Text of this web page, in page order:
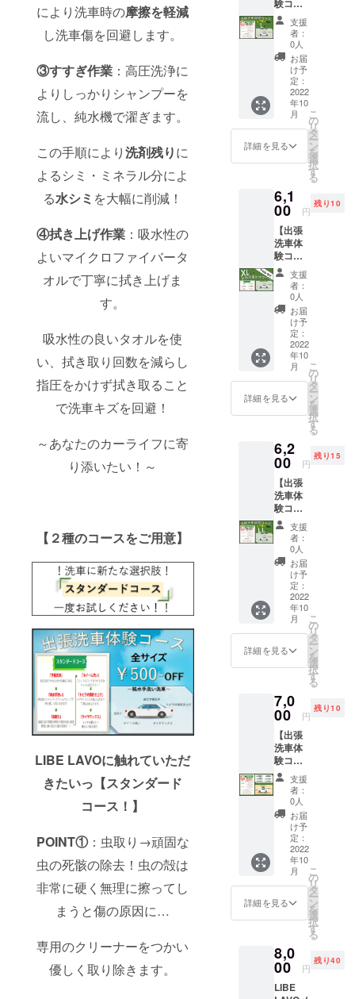
により洗車時の摩擦を軽減
し洗車傷を回避します。
③すすぎ作業 ：高圧洗浄に
よりしっかりシャンプーを
流し、純水機で濯ぎます。
この手順により洗剤残りに
よるシミ・ミネラル分によ
る水シミ を大幅に削減！
④拭き上げ作業 ：吸水性の
よいマイクロファイバータ
オルで丁寧に拭き上げま
す。
吸水性の良いタオルを使
い、拭き取り回数を減らし
指圧をかけず拭き取ること
で洗車キズを回避！
～あなたのカーライフに寄
り添いたい！～
【２種のコースをご用意】
LIBE LAVOに触れていただ
きたいっ【スタンダード
コース！】
POINT①：虫取り→頑固な
虫の死骸の除去！虫の殻は
非常に硬く無理に擦ってし
まうと傷の原因に…
専用のクリーナーをつかい
優しく取り除きます。
をお願
いいた
しま
す。 ま
た注意
事項を
御確認
お願い
いたし
ます。
点があ
りまし
わせく
ださ
い。
（例：
CH－R,
プリウ
ス） 備
考欄に
お車の
メー
カーと
車種の
記入を
しま
す。 ま
ご提供
当日の
ご指定
場所の
ご記入
をお願
いいた
しま
す。 ま
た注意
事項を
御確認
お願い
いたし
ます。
点があ
りまし
わせく
ださ
い。
かりま
せん。
サイズ
につい
て：車
検証の
全長×全
幅×全高
＝サイ
Lサ
以上
14.0㎥
未満
になり
ます。
（例：
クラウ
ン、セ
ルシ
オ） 備
考欄に
お車の
メー
カーと
車種の
お願い
しま
ターン
ご提供
当日の
ご指定
場所の
ご記入
をお願
いいた
しま
す。 ま
た注意
事項を
御確認
お願い
いたし
ご不明
点があ
問い合
わせく
ださ
い。
場所に
お伺い
いたし
ます。
※こちら
は一般
の料金
から
￥500-
OFFさ
せてい
ただき
ページ
からの
ご依頼
は出張
料はか
かりま
せん。
サイズ
につい
て：車
検証の
全長×全
幅×全高
＝サイ
14.0㎥
17.7㎥
未満
になり
ます。
（例：
アル
ファー
ド、ハ
リ
アー）
備考欄
にお車
のメー
カーと
記入を
お願い
たリ
ターン
ご提供
当日の
ご指定
場所の
ご記入
をお願
いいた
しま
す。 ま
た注意
事項を
御確認
お願い
ます。
ご不明
たらお
問い合
わせく
ださ
験コー
ス
￥500-
OFF】
「Lサイ
ズ」こ
だわり
コー
ス！
５９０
０円→
５４０
０円 出
張洗車
ス再開
後お客
様のご
指定の
場所に
お伺い
いたし
ます。
※こちら
は一般
の料金
から
￥500-
OFFさ
せてい
ただき
ます。
からの
ご依頼
は出張
料はか
かりま
せん。
サイズ
につい
て：車
検証の
全長×全
幅×全高
＝サイ
Lサ
14.0㎥
未満
になり
ます。
（例：
クラウ
ン、セ
ルシ
オ） 備
考欄に
お車の
メー
カーと
車種の
記入を
しま
す。 ま
ご提供
当日の
ご指定
場所の
支援
者：
0人
お届
け予
定：
2022
年10
月
詳細を見る
こ
の
リ
タ
ー
ン
を
選
択
す
る
6,1
00 円
残り10
【出張
洗車体
験コー
ス
￥500-
OFF】
「XLサ
イズ」
スタン
ダード
コー
ス！
６６０
０円→
６１０
０円 出
サービ
ス再開
後お客
様のご
指定の
場所に
お伺い
いたし
ます。
※こちら
は一般
の料金
から
￥500-
OFFさ
せてい
ただき
ページ
からの
ご依頼
は出張
料はか
かりま
せん。
サイズ
につい
て：車
検証の
全長×全
幅×全高
＝サイ
17.7㎥
以上
ます。
支援
者：
0人
お届
け予
定：
2022
年10
月
詳細を見る
こ
の
リ
タ
ー
ン
を
選
択
す
る
6,2
00 円
残り15
【出張
洗車体
験コー
ス
￥500-
OFF】
「LLサ
イズ」
こだわ
りコー
ス！
６７０
０円→
６２０
０円 出
張洗車
ス再開
後お客
様のご
指定の
場所に
お伺い
いたし
ます。
※こちら
は一般
の料金
から
￥500-
OFFさ
せてい
ただき
ます。
からの
ご依頼
は出張
料はか
支援
者：
0人
お届
け予
定：
2022
年10
月
詳細を見る
こ
の
リ
タ
ー
ン
を
選
択
す
る
7,0
00 円
残り10
【出張
洗車体
験コー
ス
￥500-
OFF】
「XLサ
イズ」
こだわ
りコー
ス！
７５０
０円→
７００
０円 出
張洗車
ス再開
後お客
様のご
指定の
支援
者：
0人
お届
け予
定：
2022
年10
月
詳細を見る
こ
の
リ
タ
ー
ン
を
選
択
す
る
8,0
00 円
残り40
LIBE